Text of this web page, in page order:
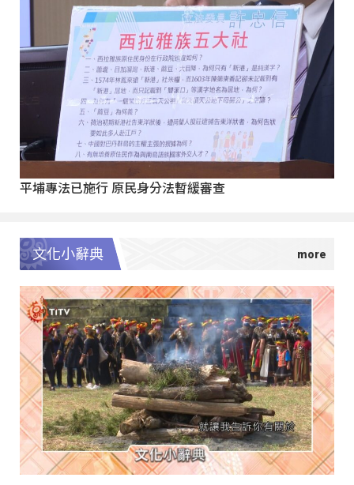
平埔專法已施行 原民身分法暫緩審查
文化小辭典